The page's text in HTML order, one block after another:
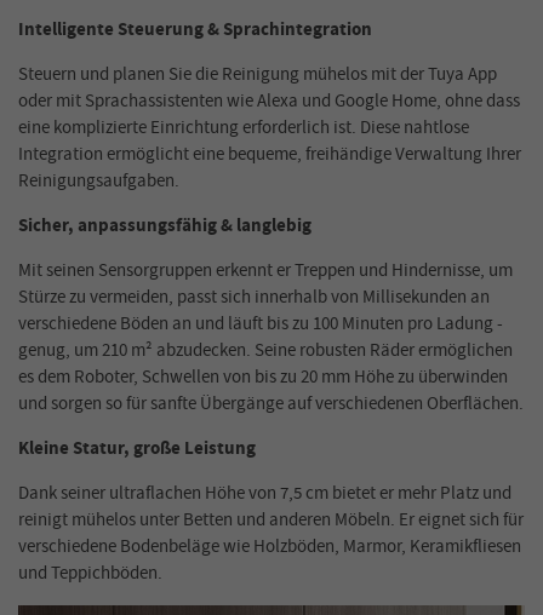
Intelligente Steuerung & Sprachintegration
Steuern und planen Sie die Reinigung mühelos mit der Tuya App
oder mit Sprachassistenten wie Alexa und Google Home, ohne dass
eine komplizierte Einrichtung erforderlich ist. Diese nahtlose
Integration ermöglicht eine bequeme, freihändige Verwaltung Ihrer
Reinigungsaufgaben.
Sicher, anpassungsfähig & langlebig
Mit seinen Sensorgruppen erkennt er Treppen und Hindernisse, um
Stürze zu vermeiden, passt sich innerhalb von Millisekunden an
verschiedene Böden an und läuft bis zu 100 Minuten pro Ladung -
genug, um 210 m² abzudecken. Seine robusten Räder ermöglichen
es dem Roboter, Schwellen von bis zu 20 mm Höhe zu überwinden
und sorgen so für sanfte Übergänge auf verschiedenen Oberflächen.
Kleine Statur, große Leistung
Dank seiner ultraflachen Höhe von 7,5 cm bietet er mehr Platz und
reinigt mühelos unter Betten und anderen Möbeln. Er eignet sich für
verschiedene Bodenbeläge wie Holzböden, Marmor, Keramikfliesen
und Teppichböden.